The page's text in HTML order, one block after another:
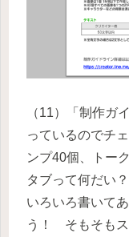
（11）「制作ガ
っているのでチ
ンプ40個、トー
タブって何だい
いろいろ書いて
う！ そもそもス